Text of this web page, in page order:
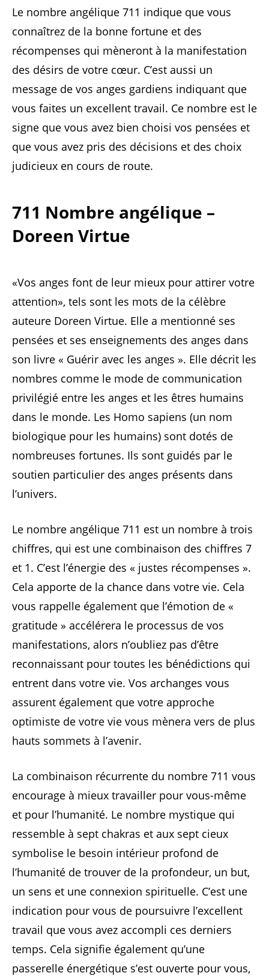
Le nombre angélique 711 indique que vous
connaîtrez de la bonne fortune et des
récompenses qui mèneront à la manifestation
des désirs de votre cœur. C’est aussi un
message de vos anges gardiens indiquant que
vous faites un excellent travail. Ce nombre est le
signe que vous avez bien choisi vos pensées et
que vous avez pris des décisions et des choix
judicieux en cours de route.
711 Nombre angélique –
Doreen Virtue
«Vos anges font de leur mieux pour attirer votre
attention», tels sont les mots de la célèbre
auteure Doreen Virtue. Elle a mentionné ses
pensées et ses enseignements des anges dans
son livre « Guérir avec les anges ». Elle décrit les
nombres comme le mode de communication
privilégié entre les anges et les êtres humains
dans le monde. Les Homo sapiens (un nom
biologique pour les humains) sont dotés de
nombreuses fortunes. Ils sont guidés par le
soutien particulier des anges présents dans
l’univers.
Le nombre angélique 711 est un nombre à trois
chiffres, qui est une combinaison des chiffres 7
et 1. C’est l’énergie des « justes récompenses ».
Cela apporte de la chance dans votre vie. Cela
vous rappelle également que l’émotion de «
gratitude » accélérera le processus de vos
manifestations, alors n’oubliez pas d’être
reconnaissant pour toutes les bénédictions qui
entrent dans votre vie. Vos archanges vous
assurent également que votre approche
optimiste de votre vie vous mènera vers de plus
hauts sommets à l’avenir.
La combinaison récurrente du nombre 711 vous
encourage à mieux travailler pour vous-même
et pour l’humanité. Le nombre mystique qui
ressemble à sept chakras et aux sept cieux
symbolise le besoin intérieur profond de
l’humanité de trouver de la profondeur, un but,
un sens et une connexion spirituelle. C’est une
indication pour vous de poursuivre l’excellent
travail que vous avez accompli ces derniers
temps. Cela signifie également qu’une
passerelle énergétique s’est ouverte pour vous,